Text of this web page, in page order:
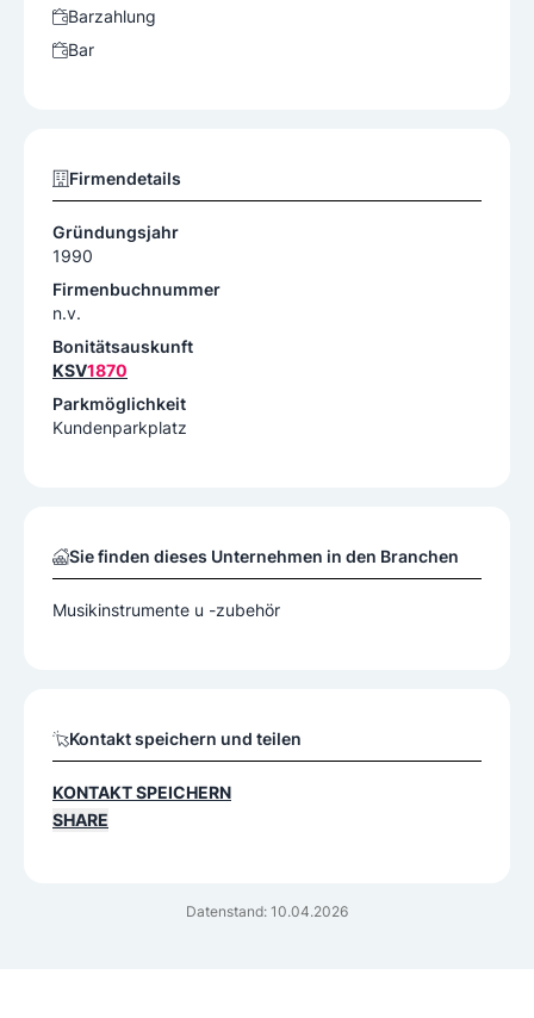
Datenstand: 10.04.2026
Barzahlung
Bar
Firmendetails
Gründungsjahr
1990
Firmenbuchnummer
n.v.
Bonitätsauskunft
KSV1870
Parkmöglichkeit
Kundenparkplatz
Sie finden dieses Unternehmen in den Branchen
Musikinstrumente u -zubehör
Kontakt speichern und teilen
KONTAKT SPEICHERN
SHARE